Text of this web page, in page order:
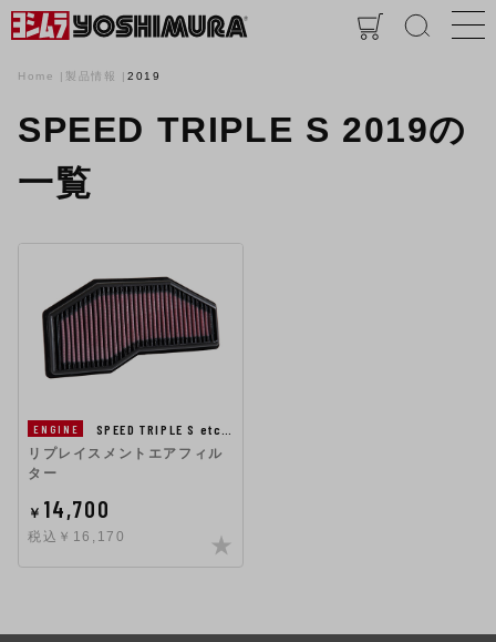
Home 製品情報 2019
SPEED TRIPLE S 2019の
一覧
ENGINE
SPEED TRIPLE S etc…
リプレイスメントエアフィル
ター
￥ 14,700
税込￥16,170